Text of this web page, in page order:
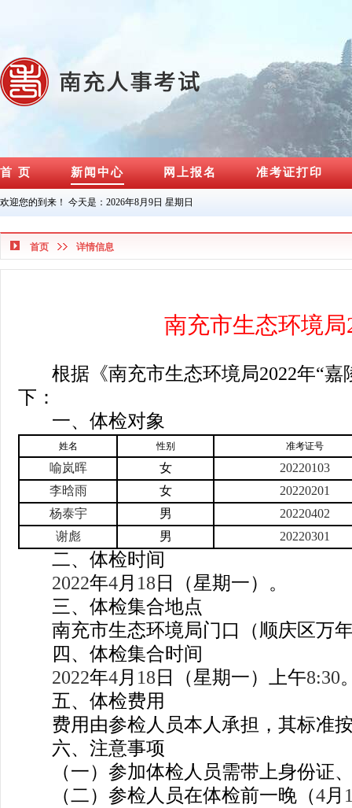
首 页 新闻中心 网上报名 准考证打印
欢迎您的到来！ 今天是： 2026年8月9日 星期日
首页 详情信息
南充市生态环境局
根据《南充市生态环境局2022年“嘉
下：
一、体检对象
姓名 性别 准考证号
喻岚晖 女
20220103
李晗雨
女
20220201
杨泰宇
男
20220402
谢彪
男 20220301
二、体检时间
2022年4月 18 日（星期一）。
三、体检集合地点
南充市生态环境局门口（顺庆区万
四、体检集合时间
2022年4月 18 日（星期一）上午8:30
五、体检费用
费用由参检人员本人承担，其标准
六、注意事项
（一）参加体检人员需带上身份证
（二）参检人员在体检前一晚（4月